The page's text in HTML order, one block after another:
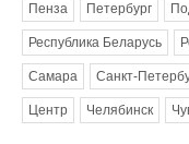
Пенза Петербург
Республика Беларусь
Самара Санкт-
Центр Челябинск